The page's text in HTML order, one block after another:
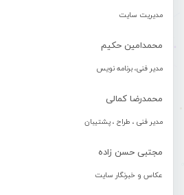
مدیریت سایت
محمدامین حکیم
مدیر فنی، برنامه نویس
محمدرضا کمالی
مدیر فنی ، طراح ، پشتیبان
مجتبی حسن زاده
عکاس و خبرنگار سایت